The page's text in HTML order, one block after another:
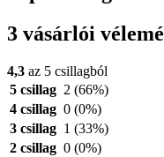
3 vásárlói
4,3 az 5 csillagból
5 csillag 2 (66%)
4 csillag 0 (0%)
3 csillag 1 (33%)
2 csillag 0 (0%)